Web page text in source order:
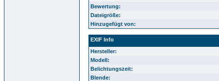
Bewertung:
Dateigröße:
Hinzugefügt von:
EXIF Info
Hersteller:
Modell:
Belichtungszeit:
Blende: